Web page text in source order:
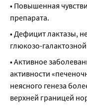
• Повышенная
препарата.
• Дефицит лактазы,
глюкозо-
• Активное
активности
неясного генеза
верхней границей